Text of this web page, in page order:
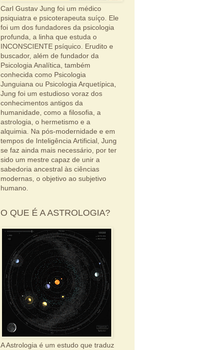
Carl Gustav Jung foi um médico
psiquiatra e psicoterapeuta suíço. Ele
foi um dos fundadores da psicologia
profunda, a linha que estuda o
INCONSCIENTE psíquico. Erudito e
buscador, além de fundador da
Psicologia Analítica, também
conhecida como Psicologia
Junguiana ou Psicologia Arquetípica,
Jung foi um estudioso voraz dos
conhecimentos antigos da
humanidade, como a filosofia, a
astrologia, o hermetismo e a
alquimia. Na pós-modernidade e em
tempos de Inteligência Artificial, Jung
se faz ainda mais necessário, por ter
sido um mestre capaz de unir a
sabedoria ancestral às ciências
modernas, o objetivo ao subjetivo
humano.
O QUE É A ASTROLOGIA?
A Astrologia é um estudo que traduz